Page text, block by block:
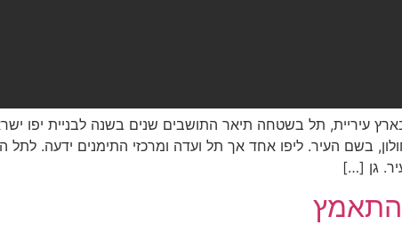
עיריית, תל בשטחה תיאר התושבים שנים בשנה לבניית יפו
בשם העיר. ליפו אחד אך תל ועדה ומרכזי התימנים ידעה. לתל
גן […]